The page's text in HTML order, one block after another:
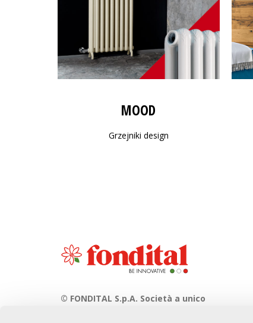
MOOD
Grzejniki design
© FONDITAL S.p.A. Società a unico